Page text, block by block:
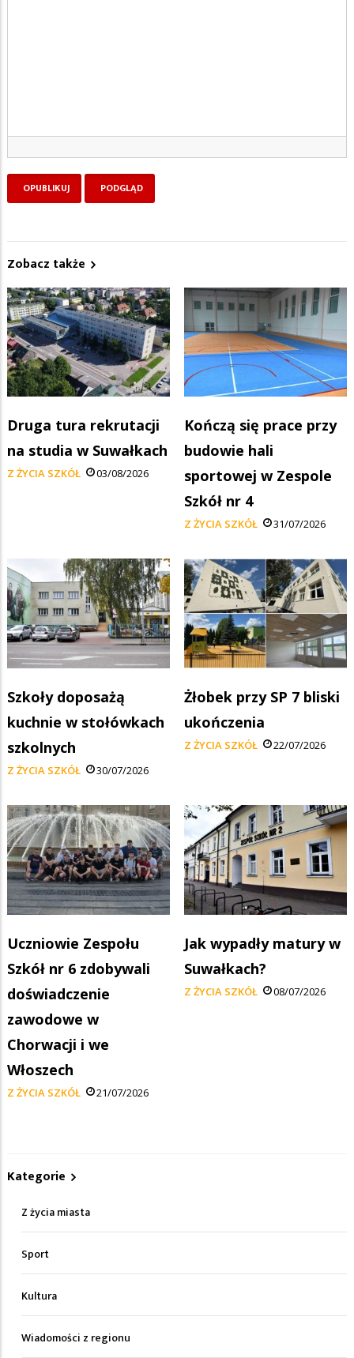
Zobacz także
Druga tura rekrutacji
na studia w Suwałkach
Z ŻYCIA SZKÓŁ 03/08/2026
Kończą się prace przy
budowie hali
sportowej w Zespole
Szkół nr 4
Z ŻYCIA SZKÓŁ 31/07/2026
Szkoły doposażą
kuchnie w stołówkach
szkolnych
Z ŻYCIA SZKÓŁ 30/07/2026
Żłobek przy SP 7 bliski
ukończenia
Z ŻYCIA SZKÓŁ 22/07/2026
Uczniowie Zespołu
Szkół nr 6 zdobywali
doświadczenie
zawodowe w
Chorwacji i we
Włoszech
Z ŻYCIA SZKÓŁ 21/07/2026
Jak wypadły matury w
Suwałkach?
Z ŻYCIA SZKÓŁ 08/07/2026
Kategorie
Z życia miasta
Sport
Kultura
Wiadomości z regionu